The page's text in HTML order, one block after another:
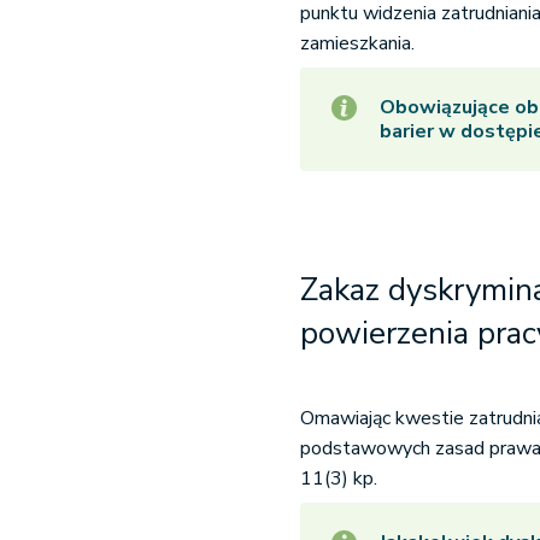
punktu widzenia
zamieszkania.
Obowiązujące
barier w
Zakaz
powierzenia
Omawiając kwestie
podstawowych zasad
11(3) kp.